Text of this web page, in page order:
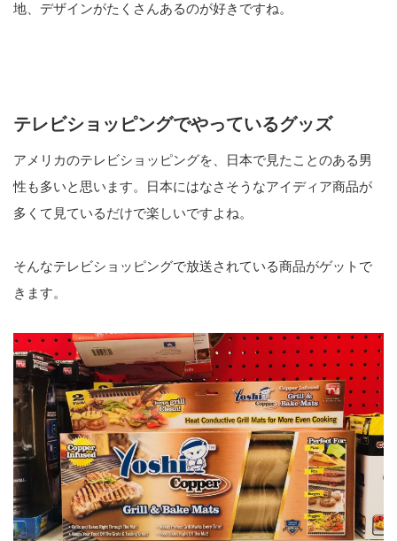
地、デザインがたくさんあるのが好きですね。
テレビショッピングでやっているグッズ
アメリカのテレビショッピングを、日本で見たことのある男
性も多いと思います。日本にはなさそうなアイディア商品が
多くて見ているだけで楽しいですよね。
そんなテレビショッピングで放送されている商品がゲットで
きます。